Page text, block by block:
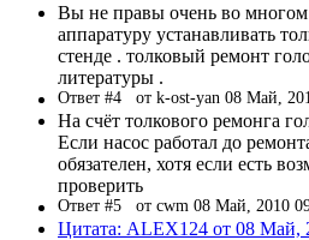
Вы не правы очень во
аппаратуру устанавливать
стенде . толковый ремонт
литературы .
Ответ #4 от k-ost-yan 08 Май,
На счёт толкового ремонга
Если насос работал до
обязателен, хотя если есть
проверить
Ответ #5 от cwm 08 Май, 2010
Цитата: ALEX124 от 08 Май,